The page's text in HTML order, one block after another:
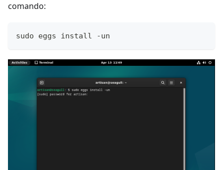
comando:
sudo eggs install -un